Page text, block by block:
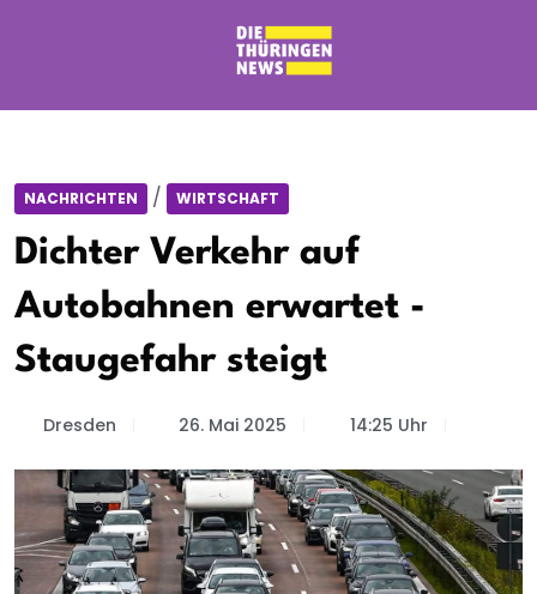
NACHRICHTEN / WIRTSCHAFT
Dichter Verkehr auf
Autobahnen erwartet -
Staugefahr steigt
Dresden 26. Mai 2025 14:25 Uhr